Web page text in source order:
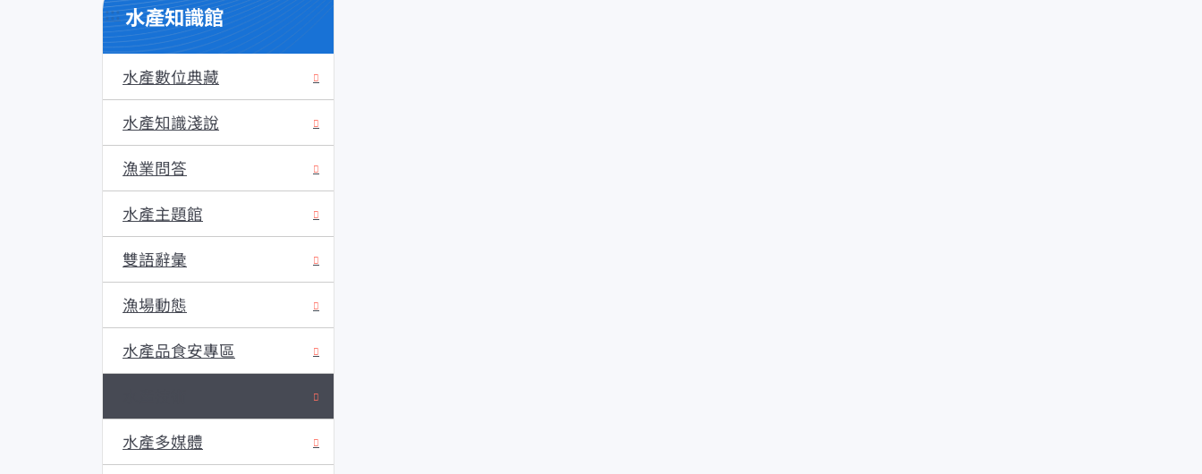
::: 水產知識館
水產數位典藏
水產知識淺說
漁業問答
水產主題館
雙語辭彙
漁場動態
水產品食安專區
水產多媒體